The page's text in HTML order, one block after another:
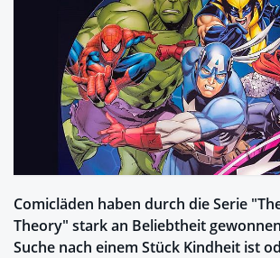
Comicläden haben durch die Serie
Theory" stark an Beliebtheit
Suche nach einem Stück Kindheit ist